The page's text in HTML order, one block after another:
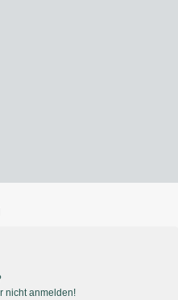
nicht anmelden!